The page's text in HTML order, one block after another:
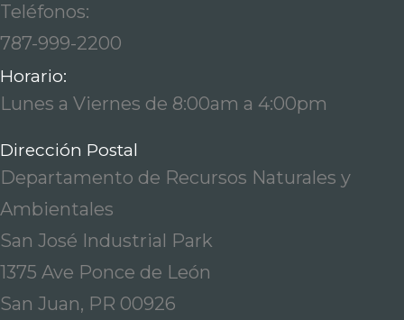
Teléfonos:
787-999-2200
Horario:
Lunes a Viernes de 8:00am a 4:00pm
Dirección Postal
Departamento de Recursos Naturales y
Ambientales
San José Industrial Park
1375 Ave Ponce de León
San Juan, PR 00926